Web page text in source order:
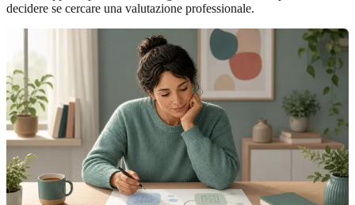
decidere se cercare una valutazione professionale.